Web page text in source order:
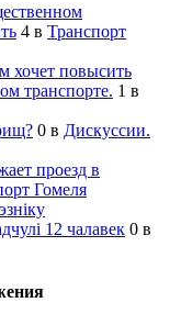
4 в Транспорт
хочет повысить
транспорте. 1 в
0 в Дискуссии.
проезд в
Гомеля
12 чалавек 0 в